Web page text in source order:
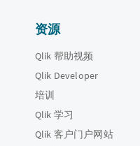
资源
Qlik 帮助视频
Qlik Developer
培训
Qlik 学习
Qlik 客户门户网站